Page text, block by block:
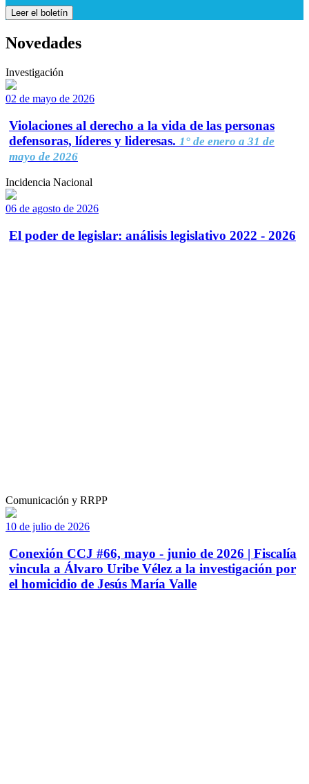
Leer el boletín
Novedades
Investigación
02 de mayo de 2026
Violaciones al derecho a la vida de las personas
defensoras, líderes y lideresas. 1° de enero a 31 de
mayo de 2026
Incidencia Nacional
06 de agosto de 2026
El poder de legislar: análisis legislativo 2022 - 2026
Comunicación y RRPP
10 de julio de 2026
Conexión CCJ #66, mayo - junio de 2026 | Fiscalía
vincula a Álvaro Uribe Vélez a la investigación por
el homicidio de Jesús María Valle